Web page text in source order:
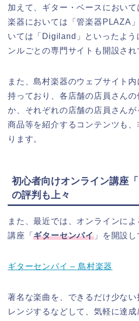
加えて、ギター・ベースにおい
楽器においては「管楽器PLAZA
いては「Digiland」といったよう
ンルごとの専門サイトも開設され
また、島村楽器のウェブサイト内
持っており、各店舗の店員さん
か、それぞれの店舗の店員さんが
商品等を紹介するコンテンツも
ります。
初心者向けオンライン講座「
の評判も上々
また、最近では、オンラインに
講座「ギターセンパイ 」を開設し
ギターセンパイ – 島村楽器
著名な楽曲を、できるだけ少な
レンジするなどして、気軽に達